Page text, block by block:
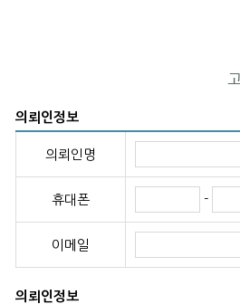
의뢰인정보
의뢰인명
휴대폰 -
이메일
의뢰인정보